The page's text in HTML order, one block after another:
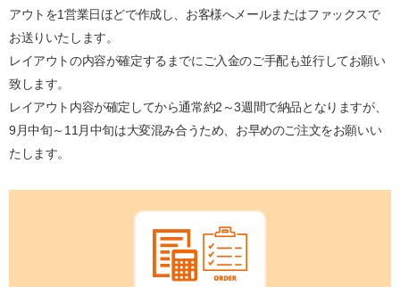
アウトを1営業日ほどで作成し、お客様へメールまたはファックスで
お送りいたします。
レイアウトの内容が確定するまでにご入金のご手配も並行してお願い
致します。
レイアウト内容が確定してから通常約2～3週間で納品となりますが、
9月中旬～11月中旬は大変混み合うため、お早めのご注文をお願いい
たします。